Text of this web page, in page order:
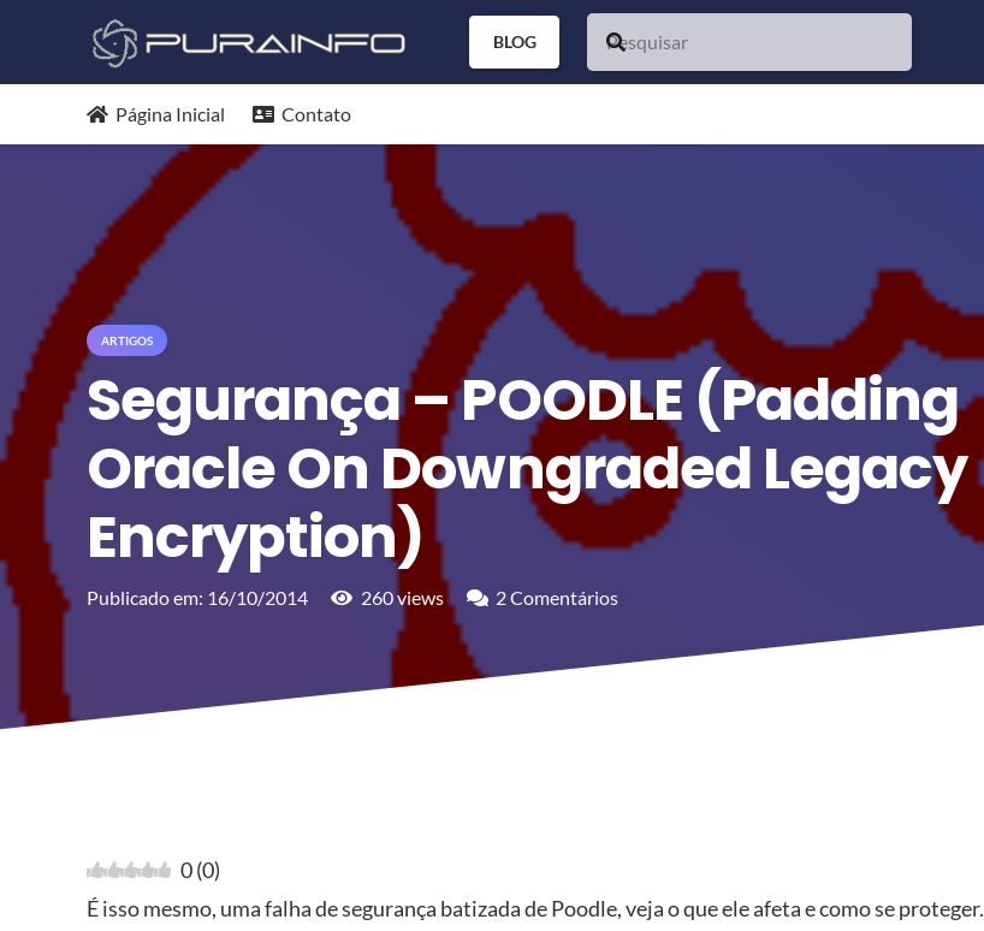
BLOG
Página Inicial Contato
ARTIGOS
Segurança – POODLE (Padding
Oracle On Downgraded Legacy
Encryption)
Publicado em: 16/10/2014 260views 2Comentários
0(0)
É isso mesmo, uma falha de segurança batizada de Poodle, veja o que ele afeta e como se proteger.